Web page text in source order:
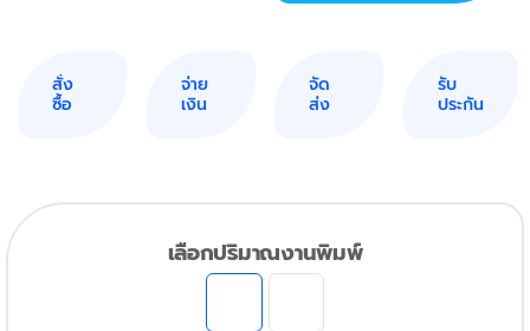
สั่ง
ซื้อ
จ่าย
เงิน
จัด
ส่ง
รับ
ประกัน
เลือกปริมาณงานพิมพ์